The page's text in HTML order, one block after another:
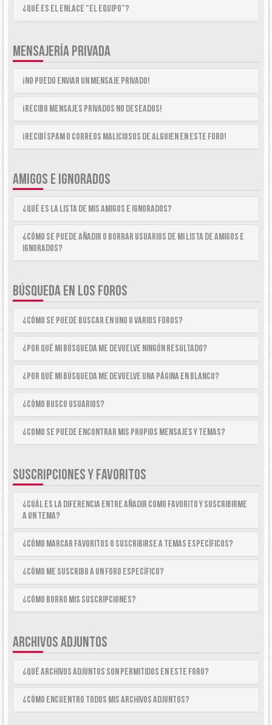
¿Qué es el enlace “El equipo”?
MENSAJERÍA PRIVADA
¡No puedo enviar un mensaje privado!
¡Recibo mensajes privados no deseados!
¡Recibí spam o correos maliciosos de alguien en este foro!
AMIGOS E IGNORADOS
¿Qué es la lista de Mis Amigos e Ignorados?
¿Cómo se puede añadir o borrar usuarios de mi lista de Amigos e
Ignorados?
BÚSQUEDA EN LOS FOROS
¿Cómo se puede buscar en uno o varios foros?
¿Por qué mi búsqueda me devuelve ningún resultado?
¿Por qué mi búsqueda me devuelve una página en blanco?
¿Cómo busco usuarios?
¿Como se puede encontrar mis propios mensajes y temas?
SUSCRIPCIONES Y FAVORITOS
¿Cuál es la diferencia entre añadir como Favorito y suscribirme
a un tema?
¿Cómo marcar Favoritos o suscribirse a temas específicos?
¿Cómo me suscribo a un foro específico?
¿Cómo borro mis suscripciones?
ARCHIVOS ADJUNTOS
¿Qué archivos adjuntos son permitidos en este foro?
¿Cómo encuentro todos mis archivos adjuntos?